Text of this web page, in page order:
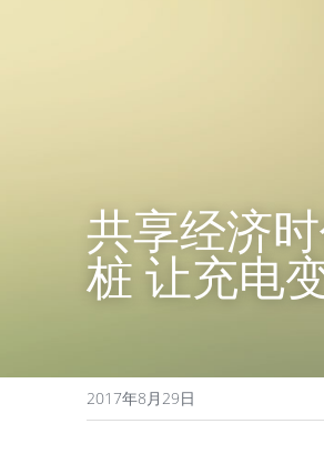
共享经济
桩 让充电
2017年8月29日